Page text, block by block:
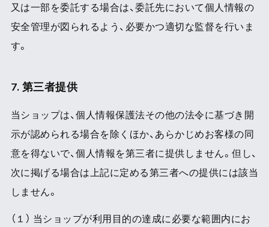
又は一部を委託する場合は、委託先において個人情報の
安全管理が図られるよう、必要かつ適切な監督を行いま
す。
7. 第三者提供
当ショップは、個人情報保護法その他の法令に基づき開
示が認められる場合を除くほか、あらかじめお客様の同
意を得ないで、個人情報を第三者に提供しません。但し、
次に掲げる場合は上記に定める第三者への提供には該当
しません。
（１） 当ショップが利用目的の達成に必要な範囲内にお